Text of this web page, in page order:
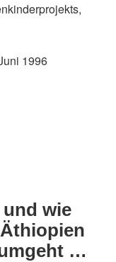
1996
wie
…